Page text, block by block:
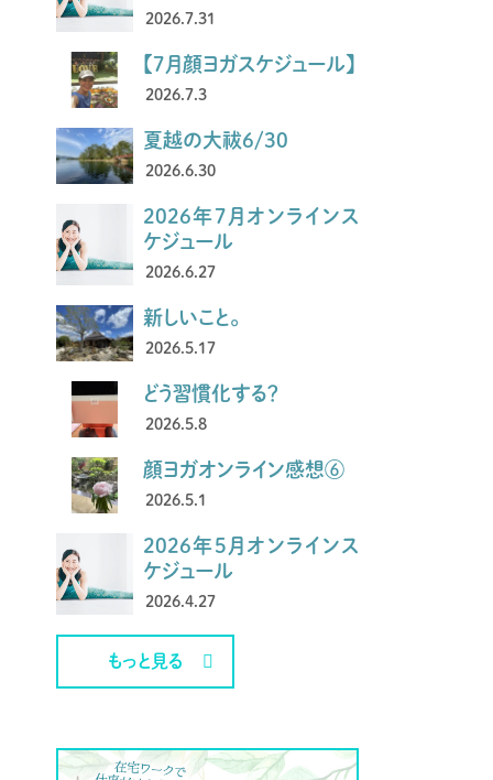
2026.7.31
【7月顔ヨガスケジュール】
2026.7.3
夏越の大祓6/30
2026.6.30
2026年7月オンラインス
ケジュール
2026.6.27
新しいこと。
2026.5.17
どう習慣化する？
2026.5.8
顔ヨガオンライン感想⑥
2026.5.1
2026年5月オンラインス
ケジュール
2026.4.27
もっと見る